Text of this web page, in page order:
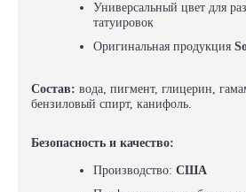
Универсальный цвет для
татуировок
Оригинальная продукция
Состав: вода, пигмент, глицерин,
бензиловый спирт, канифоль.
Безопасность и качество:
Производство: США